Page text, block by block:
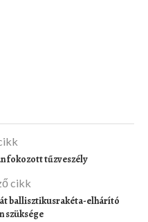
fokozott tűzveszély
cikk
ballisztikusrakéta-elhárító
szüksége